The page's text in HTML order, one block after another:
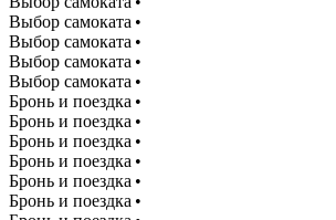
Выбор самоката •
Выбор самоката •
Выбор самоката •
Выбор самоката •
Бронь и поездка •
Бронь и поездка •
Бронь и поездка •
Бронь и поездка •
Бронь и поездка •
Бронь и поездка •